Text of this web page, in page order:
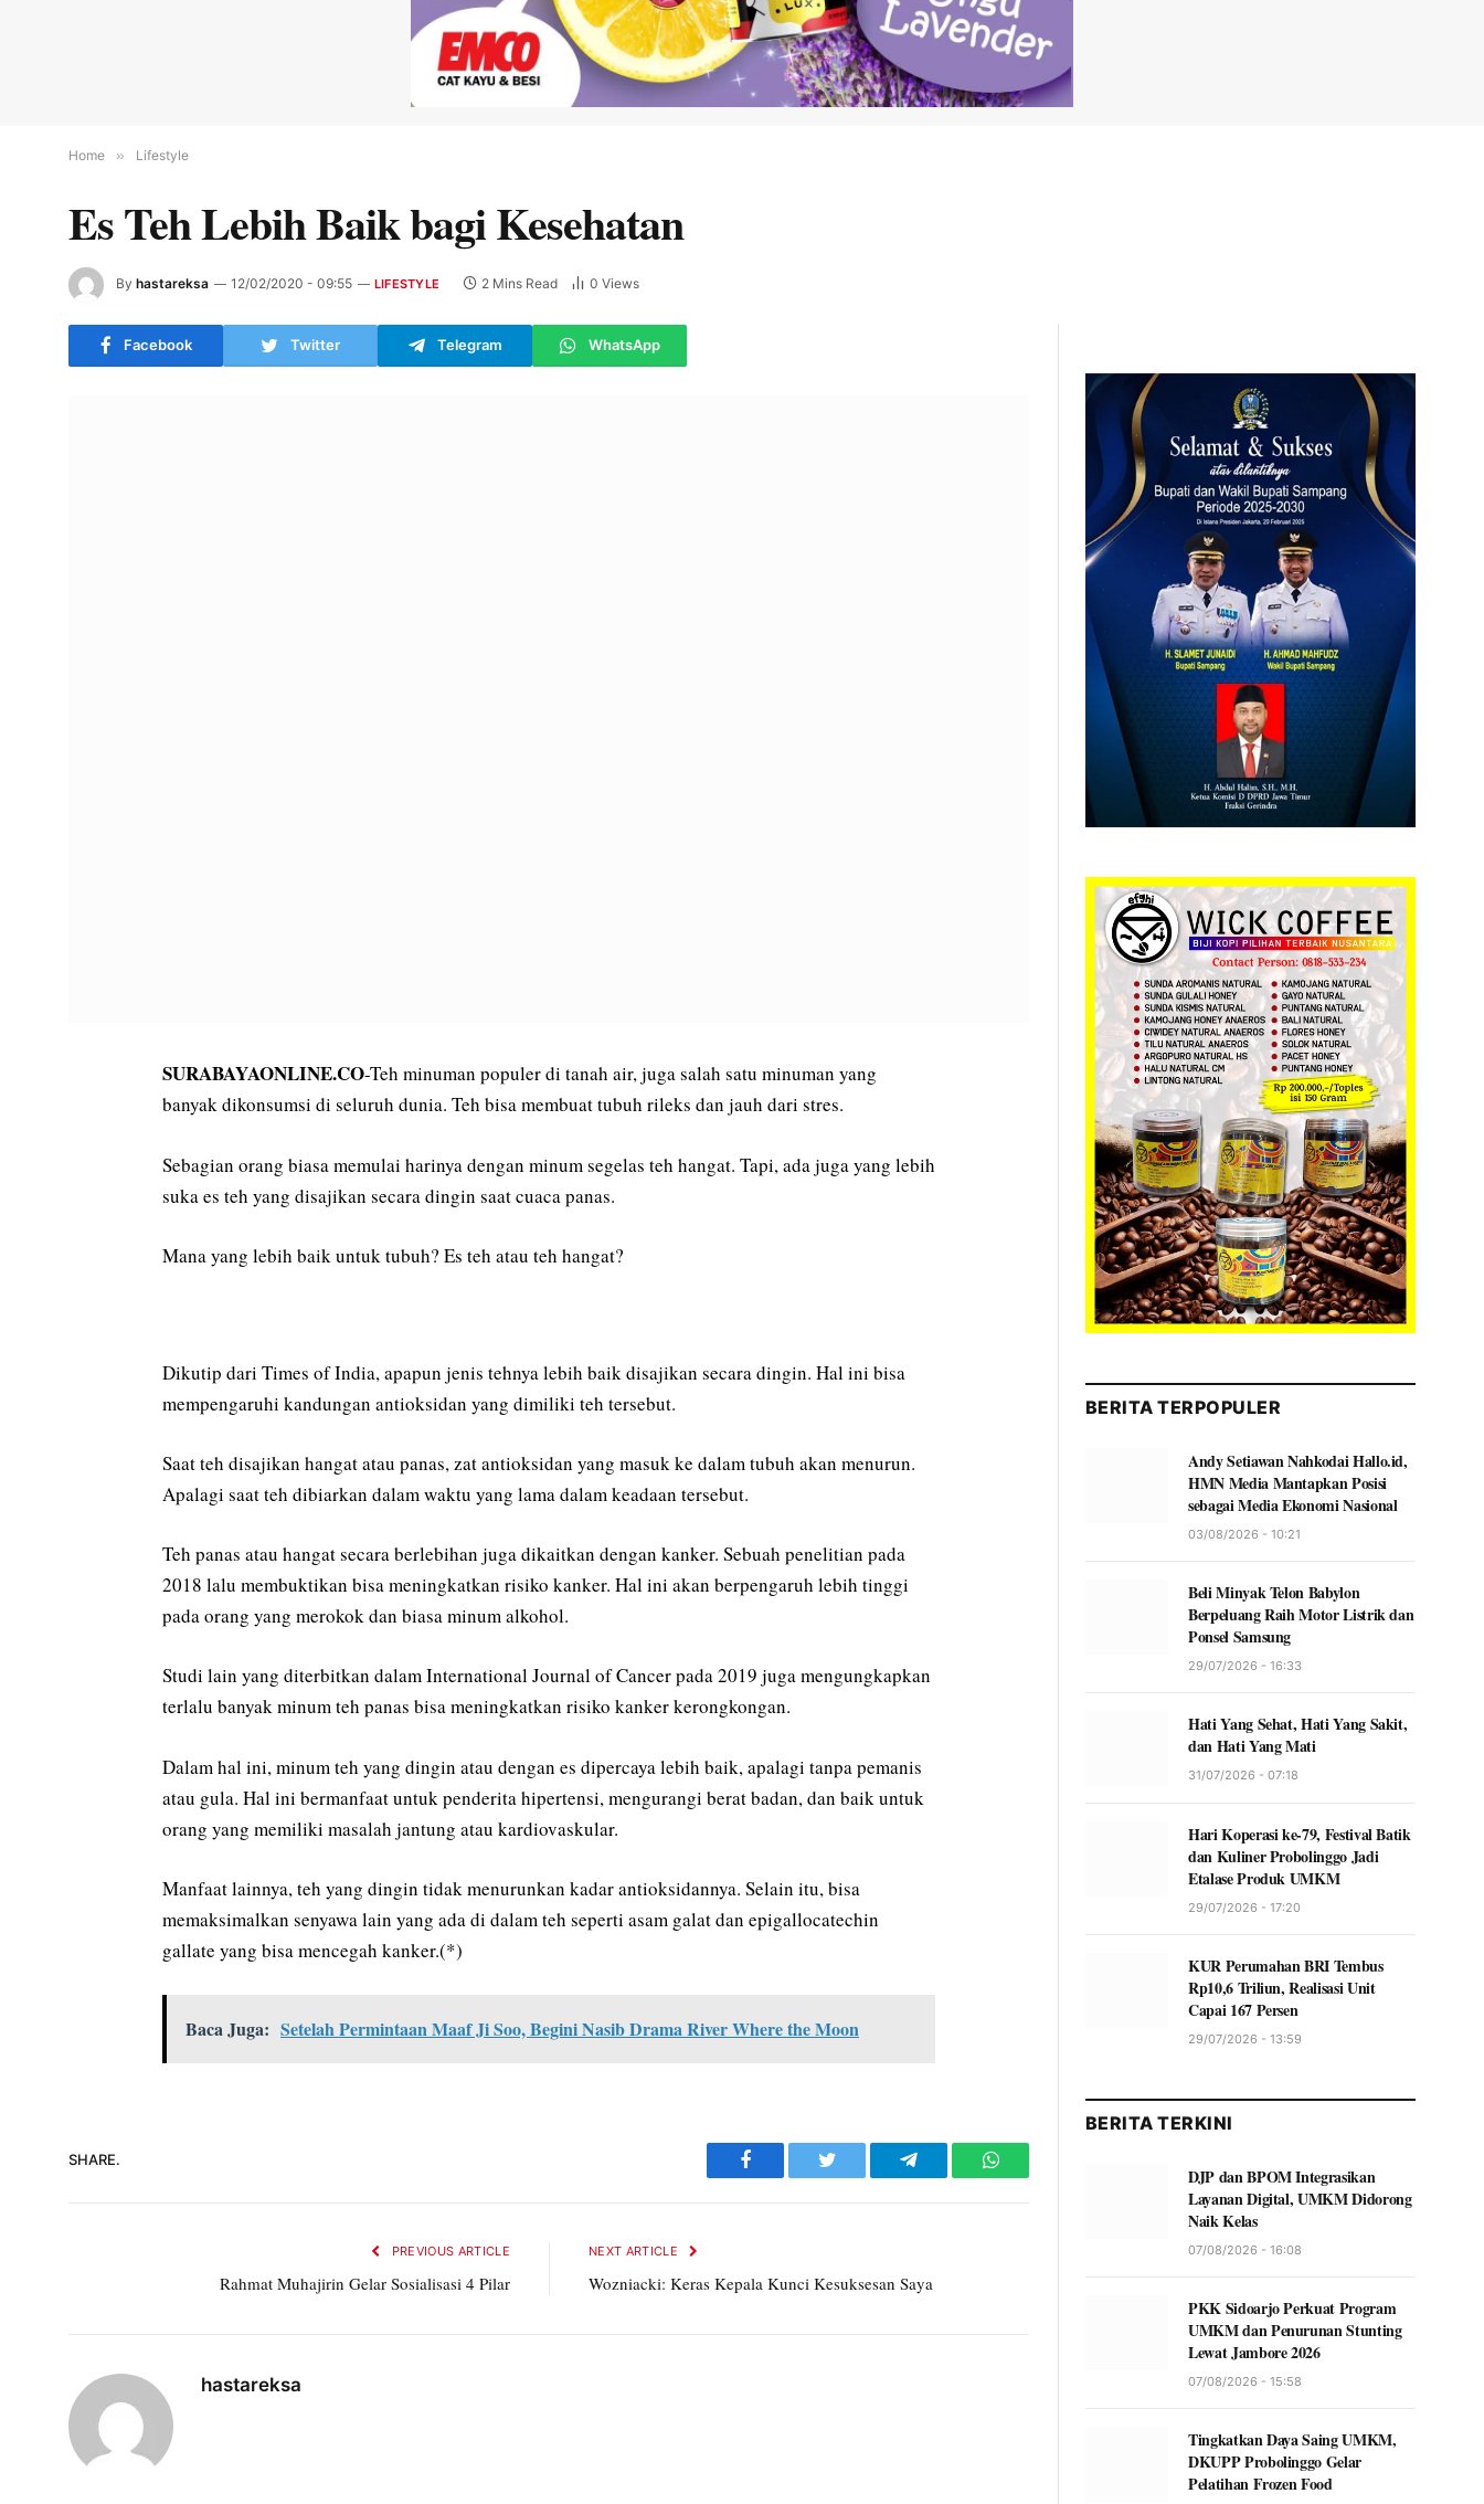
Home » Lifestyle
Es Teh Lebih Baik bagi Kesehatan
By hastareksa 12/02/2020 - 09:55 LIFESTYLE 2 Mins Read 0 Views
Facebook Twitter Telegram WhatsApp
SURABAYAONLINE.CO-Teh minuman populer di tanah air, juga salah satu minuman yang
banyak dikonsumsi di seluruh dunia. Teh bisa membuat tubuh rileks dan jauh dari stres.
Sebagian orang biasa memulai harinya dengan minum segelas teh hangat. Tapi, ada juga yang lebih
suka es teh yang disajikan secara dingin saat cuaca panas.
Mana yang lebih baik untuk tubuh? Es teh atau teh hangat?
Dikutip dari Times of India, apapun jenis tehnya lebih baik disajikan secara dingin. Hal ini bisa
mempengaruhi kandungan antioksidan yang dimiliki teh tersebut.
Saat teh disajikan hangat atau panas, zat antioksidan yang masuk ke dalam tubuh akan menurun.
Apalagi saat teh dibiarkan dalam waktu yang lama dalam keadaan tersebut.
Teh panas atau hangat secara berlebihan juga dikaitkan dengan kanker. Sebuah penelitian pada
2018 lalu membuktikan bisa meningkatkan risiko kanker. Hal ini akan berpengaruh lebih tinggi
pada orang yang merokok dan biasa minum alkohol.
Studi lain yang diterbitkan dalam International Journal of Cancer pada 2019 juga mengungkapkan
terlalu banyak minum teh panas bisa meningkatkan risiko kanker kerongkongan.
Dalam hal ini, minum teh yang dingin atau dengan es dipercaya lebih baik, apalagi tanpa pemanis
atau gula. Hal ini bermanfaat untuk penderita hipertensi, mengurangi berat badan, dan baik untuk
orang yang memiliki masalah jantung atau kardiovaskular.
Manfaat lainnya, teh yang dingin tidak menurunkan kadar antioksidannya. Selain itu, bisa
memaksimalkan senyawa lain yang ada di dalam teh seperti asam galat dan epigallocatechin
gallate yang bisa mencegah kanker.(*)
Baca Juga: Setelah Permintaan Maaf Ji Soo, Begini Nasib Drama River Where the Moon
SHARE.
Facebook Twitter Telegram WhatsApp
PREVIOUS ARTICLE
Rahmat Muhajirin Gelar Sosialisasi 4 Pilar
NEXT ARTICLE
Wozniacki: Keras Kepala Kunci Kesuksesan Saya
hastareksa
BERITA TERPOPULER
Andy Setiawan Nahkodai Hallo.id,
HMN Media Mantapkan Posisi
sebagai Media Ekonomi Nasional
03/08/2026 - 10:21
Beli Minyak Telon Babylon
Berpeluang Raih Motor Listrik dan
Ponsel Samsung
29/07/2026 - 16:33
Hati Yang Sehat, Hati Yang Sakit,
dan Hati Yang Mati
31/07/2026 - 07:18
Hari Koperasi ke-79, Festival Batik
dan Kuliner Probolinggo Jadi
Etalase Produk UMKM
29/07/2026 - 17:20
KUR Perumahan BRI Tembus
Rp10,6 Triliun, Realisasi Unit
Capai 167 Persen
29/07/2026 - 13:59
BERITA TERKINI
DJP dan BPOM Integrasikan
Layanan Digital, UMKM Didorong
Naik Kelas
07/08/2026 - 16:08
PKK Sidoarjo Perkuat Program
UMKM dan Penurunan Stunting
Lewat Jambore 2026
07/08/2026 - 15:58
Tingkatkan Daya Saing UMKM,
DKUPP Probolinggo Gelar
Pelatihan Frozen Food